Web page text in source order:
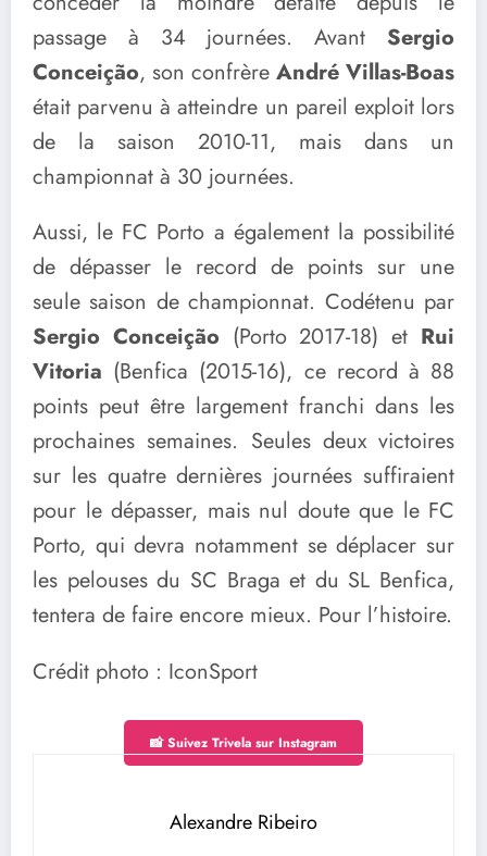
passage à 34 journées. Avant Sergio
Conceição, son confrère André Villas-Boas
était parvenu à atteindre un pareil exploit lors
de la saison 2010-11, mais dans un
championnat à 30 journées.
Aussi, le FC Porto a également la possibilité
de dépasser le record de points sur une
seule saison de championnat. Codétenu par
Sergio Conceição (Porto 2017-18) et Rui
Vitoria (Benfica (2015-16), ce record à 88
points peut être largement franchi dans les
prochaines semaines. Seules deux victoires
sur les quatre dernières journées suffiraient
pour le dépasser, mais nul doute que le FC
Porto, qui devra notamment se déplacer sur
les pelouses du SC Braga et du SL Benfica,
tentera de faire encore mieux. Pour l’histoire.
Crédit photo : IconSport
📸 Suivez Trivela sur Instagram
Alexandre Ribeiro